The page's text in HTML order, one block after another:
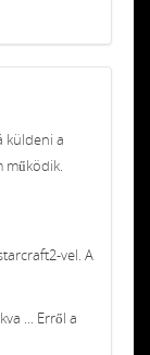
küldeni a
működik.
vel. A
... Erről a